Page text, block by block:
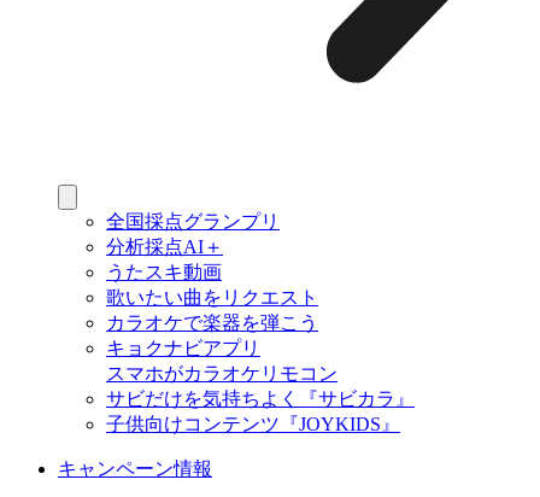
全国採点グランプリ
分析採点AI＋
うたスキ動画
歌いたい曲をリクエスト
カラオケで楽器を弾こう
キョクナビアプリ
スマホがカラオケリモコン
サビだけを気持ちよく『サビカラ』
子供向けコンテンツ『JOYKIDS』
キャンペーン情報